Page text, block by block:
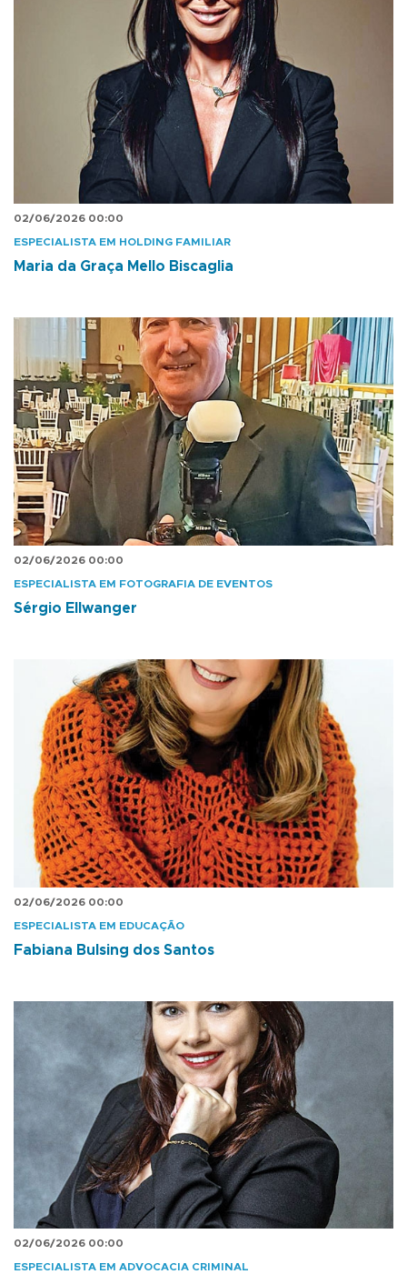
02/06/2026 00:00
ESPECIALISTA EM HOLDING FAMILIAR
Maria da Graça Mello Biscaglia
02/06/2026 00:00
ESPECIALISTA EM FOTOGRAFIA DE EVENTOS
Sérgio Ellwanger
02/06/2026 00:00
ESPECIALISTA EM EDUCAÇÃO
Fabiana Bulsing dos Santos
02/06/2026 00:00
ESPECIALISTA EM ADVOCACIA CRIMINAL